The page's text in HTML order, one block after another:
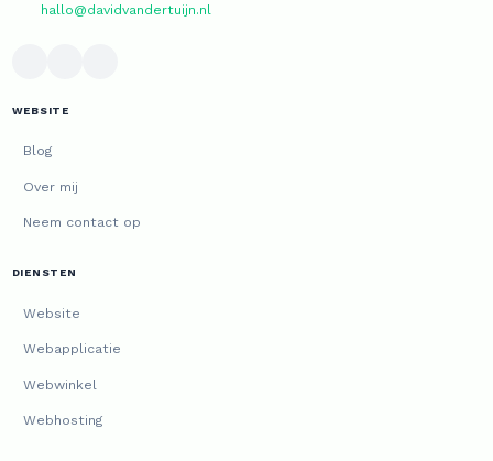
hallo@davidvandertuijn.nl
WEBSITE
Blog
Over mij
Neem contact op
DIENSTEN
Website
Webapplicatie
Webwinkel
Webhosting